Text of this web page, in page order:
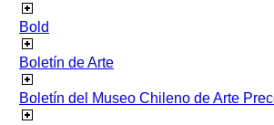
Bold
Boletín de Arte
Boletín del Museo Chileno de Arte